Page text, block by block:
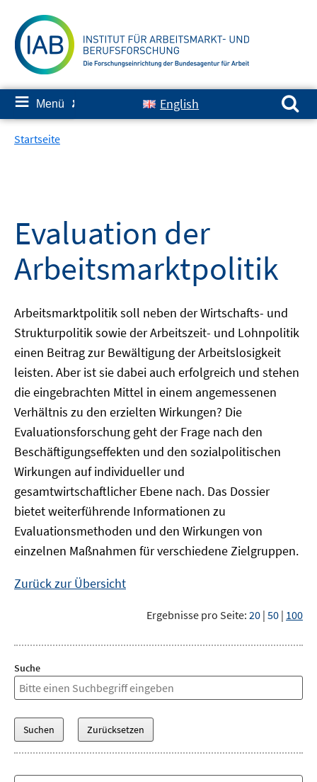
zum
Inhalt
≡ Menü ✘ English
Suchen nach:
Startseite
Evaluation der
Arbeitsmarktpolitik
Arbeitsmarktpolitik soll neben der Wirtschafts- und
Strukturpolitik sowie der Arbeitszeit- und Lohnpolitik
einen Beitrag zur Bewältigung der Arbeitslosigkeit
leisten. Aber ist sie dabei auch erfolgreich und stehen
die eingebrachten Mittel in einem angemessenen
Verhältnis zu den erzielten Wirkungen? Die
Evaluationsforschung geht der Frage nach den
Beschäftigungseffekten und den sozialpolitischen
Wirkungen auf individueller und
gesamtwirtschaftlicher Ebene nach. Das Dossier
bietet weiterführende Informationen zu
Evaluationsmethoden und den Wirkungen von
einzelnen Maßnahmen für verschiedene Zielgruppen.
Zurück zur Übersicht
Ergebnisse pro Seite: 20 | 50 | 100
Suche